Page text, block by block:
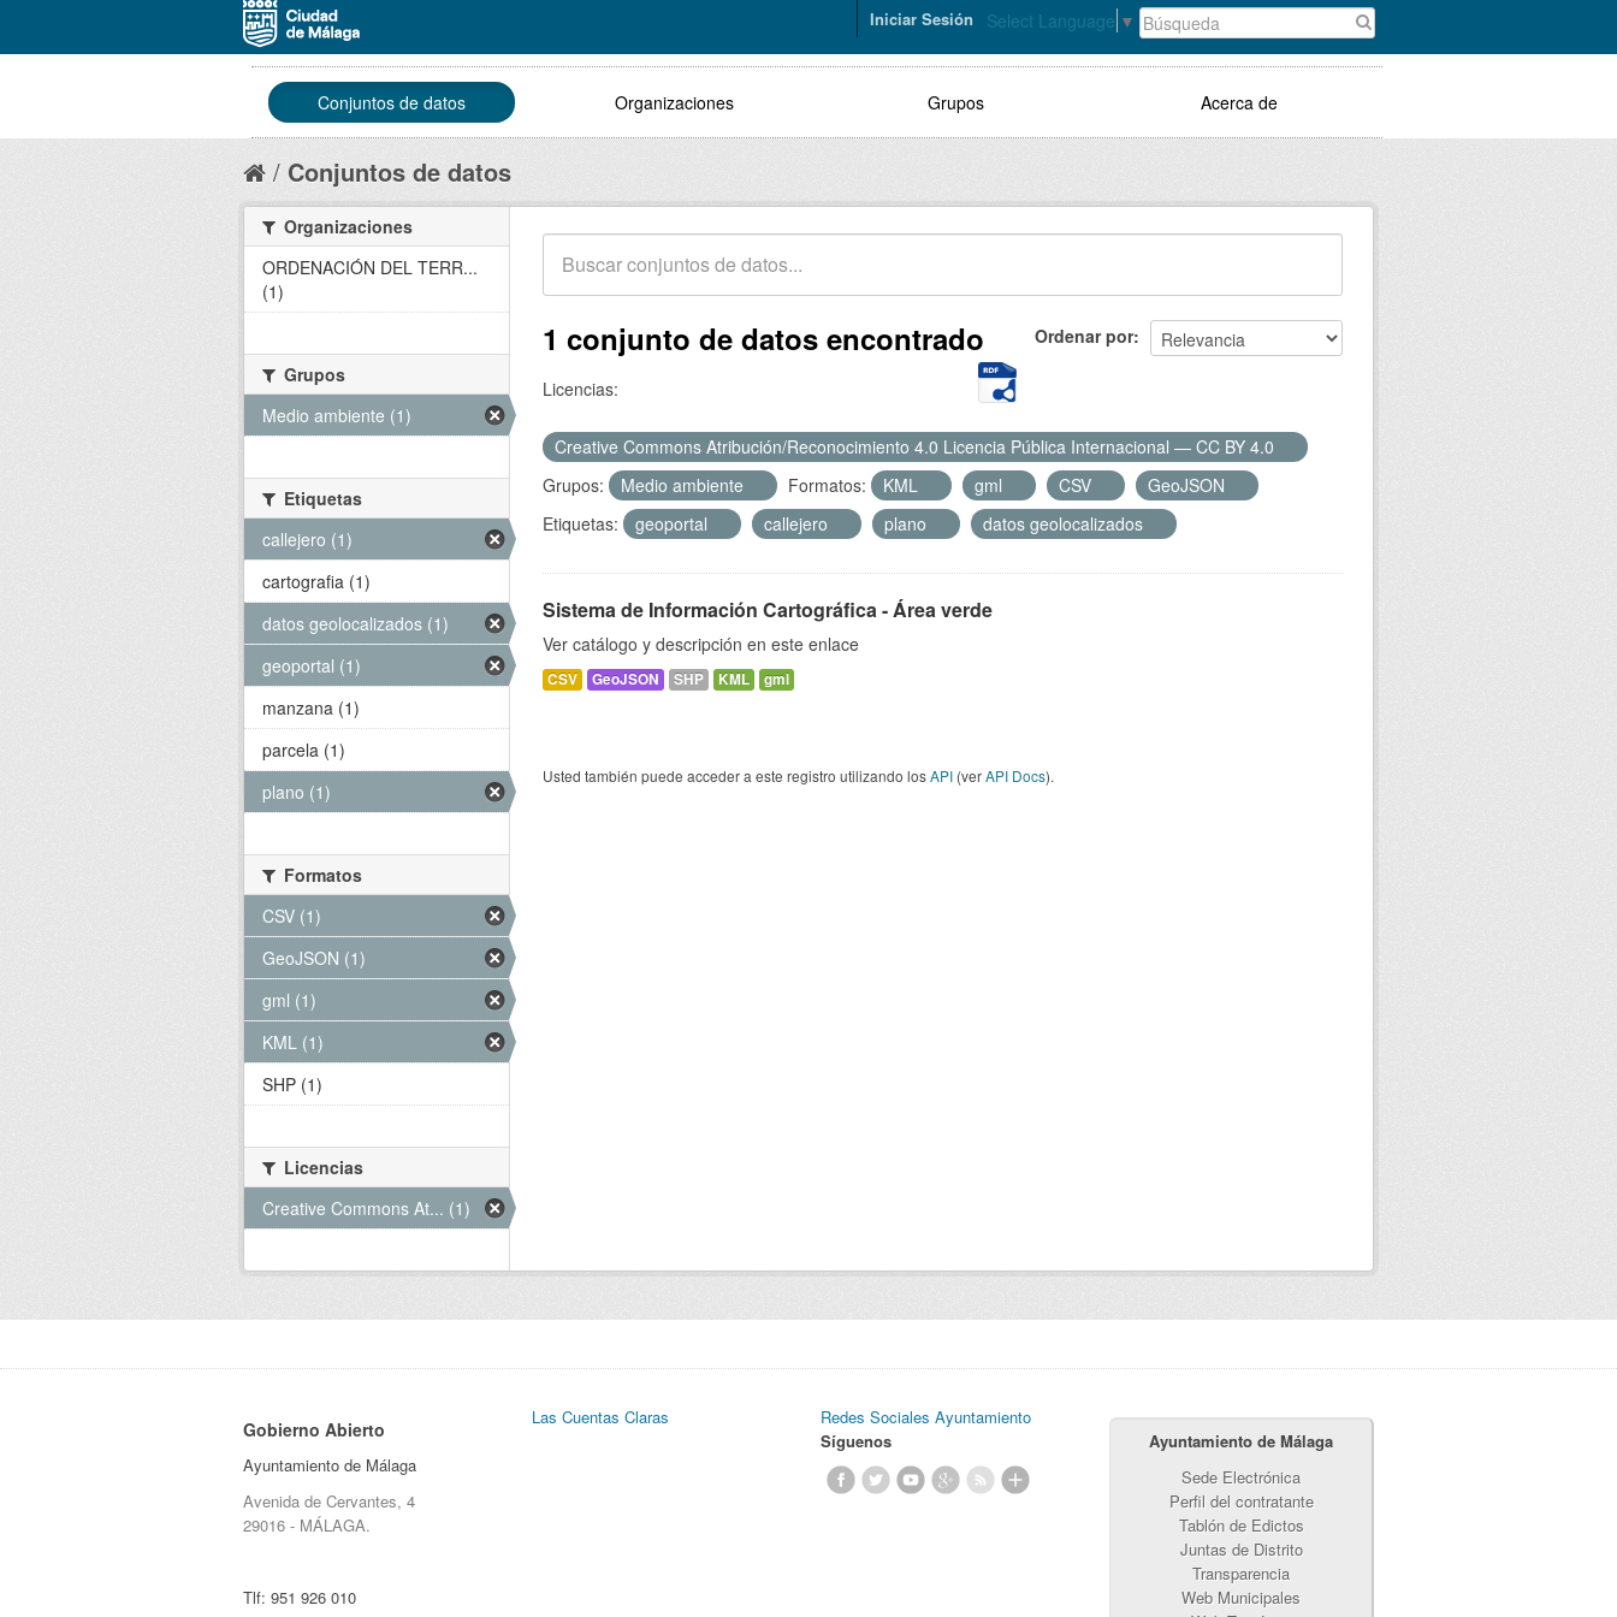
Select Language ▼
Iniciar Sesión
Conjuntos de datos Organizaciones Grupos Acerca de
Conjuntos de datos
Ordenar por
1 conjunto de datos encontrado
Licencias:
Creative Commons Atribución/Reconocimiento 4.0 Licencia Pública Internacional — CC BY 4.0
Grupos:
Medio ambiente Formatos: KML gml CSV
GeoJSON
Etiquetas:
geoportal callejero plano datos geolocalizados
Sistema de Información Cartográfica - Área verde
Ver catálogo y descripción en este enlace
CSV GeoJSON SHP KML gml
Usted también puede acceder a este registro utilizando losAPI (verAPI Docs).
Organizaciones
ORDENACIÓN DEL TERR...
(1)
Grupos
Medio ambiente (1)
Etiquetas
callejero (1)
cartografia (1)
datos geolocalizados (1)
geoportal (1)
manzana (1)
parcela (1)
plano (1)
Formatos
CSV (1)
GeoJSON (1)
gml (1)
KML (1)
SHP (1)
Licencias
Creative Commons At... (1)
Gobierno Abierto
Ayuntamiento de Málaga
Avenida de Cervantes, 4
29016 - MÁLAGA.
Tlf: 951 926 010
Las Cuentas Claras
Redes Sociales Ayuntamiento
Síguenos
Ayuntamiento de Málaga
Sede Electrónica
Perfil del contratante
Tablón de Edictos
Juntas de Distrito
Transparencia
Web Municipales